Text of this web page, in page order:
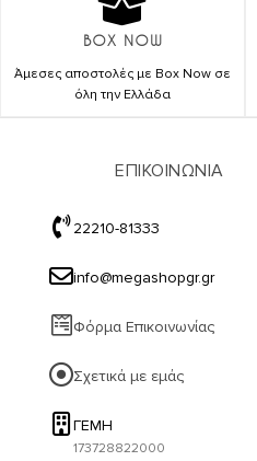
BOX NOW
Άμεσες αποστολές με Box Now σε
όλη την Ελλάδα
ΕΠΙΚΟΙΝΩΝΙΑ
22210-81333
info@megashopgr.gr
Φόρμα Επικοινωνίας
Σχετικά με εμάς
ΓΕΜΗ
173728822000